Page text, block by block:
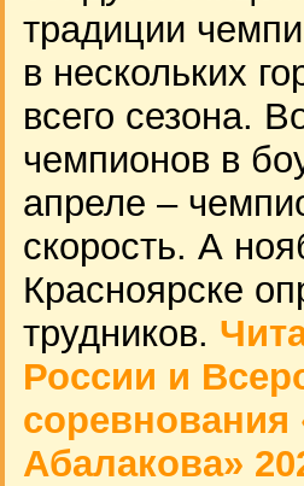
традиции
в нескольких
всего сезона.
чемпионов в
апреле –
скорость. А
Красноярске
трудников.
России и
соревнования
Абалакова»